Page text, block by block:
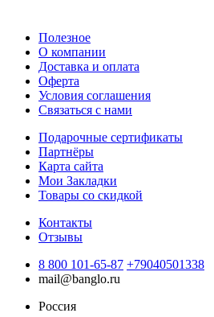
Полезное
О компании
Доставка и оплата
Оферта
Условия соглашения
Связаться с нами
Подарочные сертификаты
Партнёры
Карта сайта
Мои Закладки
Товары со скидкой
Контакты
Отзывы
8 800 101-65-87 +79040501338
mail@banglo.ru
Россия